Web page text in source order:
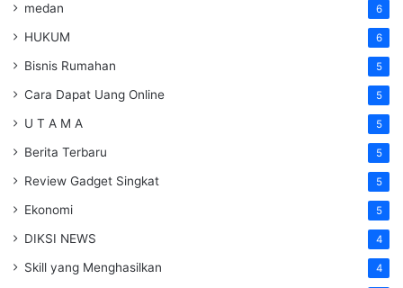
medan 6
HUKUM 6
Bisnis Rumahan 5
Cara Dapat Uang Online 5
U T A M A 5
Berita Terbaru 5
Review Gadget Singkat 5
Ekonomi 5
DIKSI NEWS 4
Skill yang Menghasilkan 4